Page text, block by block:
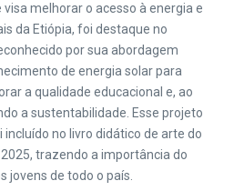
visa melhorar o acesso à energia e
da Etiópia, foi destaque no
por sua abordagem
de energia solar para
a qualidade educacional e, ao
a sustentabilidade. Esse projeto
no livro didático de arte do
trazendo a importância do
jovens de todo o país.